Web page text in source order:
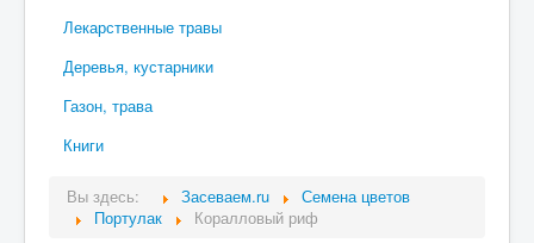
Лекарственные травы
Деревья, кустарники
Газон, трава
Книги
Вы здесь: Засеваем.ru
Семена цветов
Портулак
Коралловый риф